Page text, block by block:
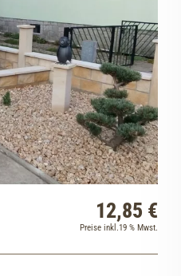
12,85 €
Preise inkl.19 % Mwst.